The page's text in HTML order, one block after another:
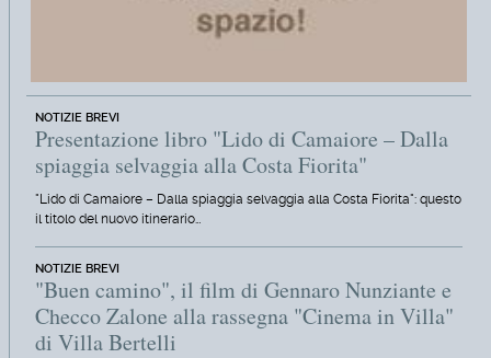
NOTIZIE BREVI
Presentazione libro "Lido di Camaiore – Dalla
spiaggia selvaggia alla Costa Fiorita"
"Lido di Camaiore – Dalla spiaggia selvaggia alla Costa Fiorita": questo
il titolo del nuovo itinerario…
NOTIZIE BREVI
"Buen camino", il film di Gennaro Nunziante e
Checco Zalone alla rassegna "Cinema in Villa"
di Villa Bertelli